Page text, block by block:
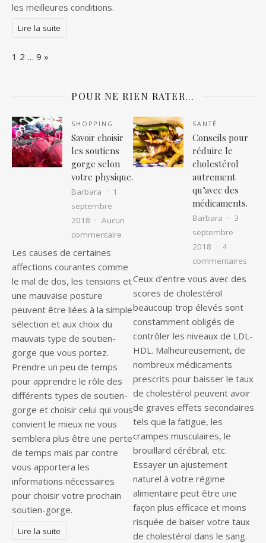
les meilleures conditions.
Lire la suite
Page:
1 2 … 9 Next
»
POUR NE RIEN RATER…
SHOPPING
Savoir choisir
les soutiens
gorge selon
votre physique.
Barbara
1
septembre
2018
Aucun
commentaire sur Savoir choisir les soutiens gorge
Les causes de certaines
affections courantes comme
le mal de dos, les tensions et
une mauvaise posture
peuvent être liées à la simple
sélection et aux choix du
mauvais type de soutien-
gorge que vous portez.
Prendre un peu de temps
pour apprendre le rôle des
différents types de soutien-
gorge et choisir celui qui vous
convient le mieux ne vous
semblera plus être une perte
de temps mais par contre
vous apportera les
informations nécessaires
pour choisir votre prochain
soutien-gorge.
Lire la suite
SANTÉ
Conseils pour
réduire le
cholestérol
autrement
qu’avec des
médicaments.
Barbara
3
septembre
2018
4
commentaires
Ceux d’entre vous avec des
scores de cholestérol
beaucoup trop élevés sont
constamment obligés de
contrôler les niveaux de LDL-
HDL. Malheureusement, de
nombreux médicaments
prescrits pour baisser le taux
de cholestérol peuvent avoir
de graves effets secondaires
tels que la fatigue, les
crampes musculaires, le
brouillard cérébral, etc.
Essayer un ajustement
naturel à votre régime
alimentaire peut être une
façon plus efficace et moins
risquée de baiser votre taux
de cholestérol dans le sang.